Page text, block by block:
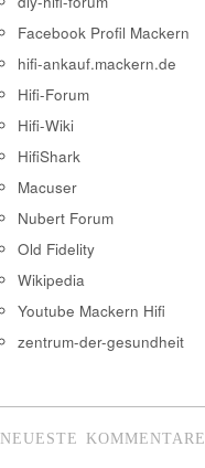
Facebook Profil Mackern
hifi-ankauf.mackern.de
Hifi-Forum
Hifi-Wiki
HifiShark
Macuser
Nubert Forum
Old Fidelity
Wikipedia
Youtube Mackern Hifi
zentrum-der-gesundheit
NEUESTE KOMMENTARE